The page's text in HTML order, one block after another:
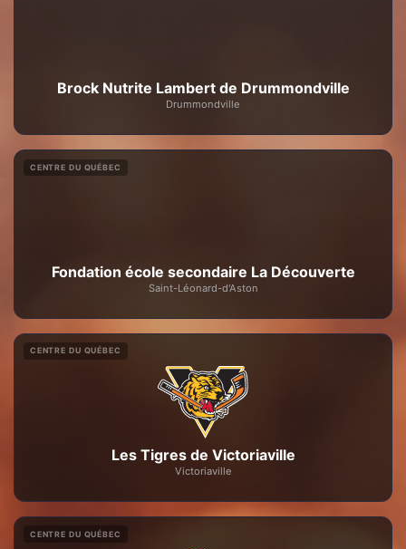
Brock Nutrite Lambert de Drummondville
Drummondville
CENTRE DU QUÉBEC
Fondation école secondaire La Découverte
Saint-Léonard-d'Aston
CENTRE DU QUÉBEC
Les Tigres de Victoriaville
Victoriaville
CENTRE DU QUÉBEC